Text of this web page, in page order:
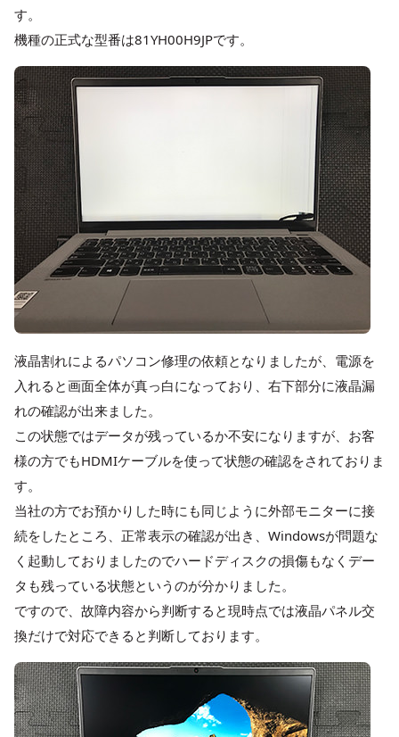
す。
機種の正式な型番は81YH00H9JPです。
液晶割れによるパソコン修理の依頼となりましたが、電源を
入れると画面全体が真っ白になっており、右下部分に液晶漏
れの確認が出来ました。
この状態ではデータが残っているか不安になりますが、お客
様の方でもHDMIケーブルを使って状態の確認をされておりま
す。
当社の方でお預かりした時にも同じように外部モニターに接
続をしたところ、正常表示の確認が出き、Windowsが問題な
く起動しておりましたのでハードディスクの損傷もなくデー
タも残っている状態というのが分かりました。
ですので、故障内容から判断すると現時点では液晶パネル交
換だけで対応できると判断しております。